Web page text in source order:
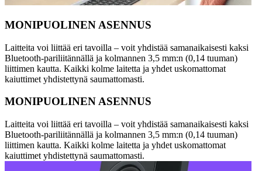
MONIPUOLINEN ASENNUS
Laitteita voi liittää eri tavoilla – voit yhdistää samanaikaisesti kaksi
Bluetooth-pariliitännällä ja kolmannen 3,5 mm:n (0,14 tuuman)
liittimen kautta. Kaikki kolme laitetta ja yhdet uskomattomat
kaiuttimet yhdistettynä saumattomasti.
MONIPUOLINEN ASENNUS
Laitteita voi liittää eri tavoilla – voit yhdistää samanaikaisesti kaksi
Bluetooth-pariliitännällä ja kolmannen 3,5 mm:n (0,14 tuuman)
liittimen kautta. Kaikki kolme laitetta ja yhdet uskomattomat
kaiuttimet yhdistettynä saumattomasti.